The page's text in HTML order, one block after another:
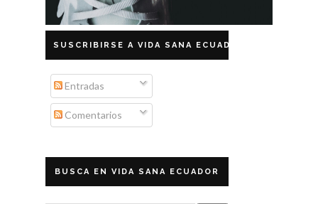
SUSCRIBIRSE A VIDA SANA ECUADOR
Entradas
Comentarios
BUSCA EN VIDA SANA ECUADOR